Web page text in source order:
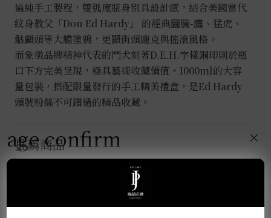
過純手工製程，雙弧度瓶身別具設計感，結合美國當代
紋身教父「Don Ed Hardy」 的經典圖騰-鷹、猛虎、
骷顱頭等大膽塗鴉，更顯街頭龐克與搖滾風格。
而象徵品牌精神代表的鬥犬刻著D.E.H.字樣鋼印則於瓶
口下方完美呈現，極具藝術收藏價值。1000ml的大容
量包裝，搭配限量發行的手工精美禮盒，是Ed Hardy
頭號粉絲不可錯過的精品收藏。
推薦商品
age confirm ×